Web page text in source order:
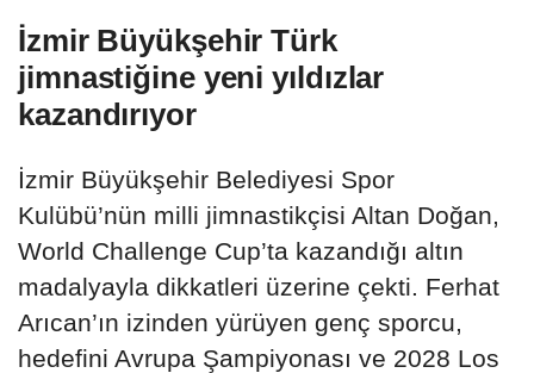
İzmir Büyükşehir Türk
jimnastiğine yeni yıldızlar
kazandırıyor
İzmir Büyükşehir Belediyesi Spor
Kulübü’nün milli jimnastikçisi Altan Doğan,
World Challenge Cup’ta kazandığı altın
madalyayla dikkatleri üzerine çekti. Ferhat
Arıcan’ın izinden yürüyen genç sporcu,
hedefini Avrupa Şampiyonası ve 2028 Los